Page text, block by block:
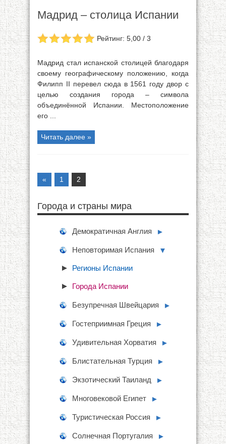
Мадрид – столица Испании
Рейтинг: 5,00 / 3
Мадрид стал испанской столицей благодаря
своему географическому положению, когда
Филипп II перевел сюда в 1561 году двор с
целью создания города – символа
объединённой Испании. Местоположение
его ...
Читать далее »
« 1 2
Города и страны мира
Демократичная Англия ►
Неповторимая Испания ▼
Регионы Испании
Города Испании
Безупречная Швейцария ►
Гостеприимная Греция ►
Удивительная Хорватия ►
Блистательная Турция ►
Экзотический Таиланд ►
Многовековой Египет ►
Туристическая Россия ►
Солнечная Португалия ►